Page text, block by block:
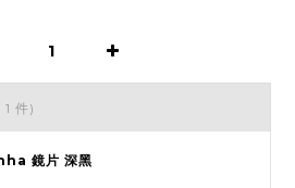
1 件)
鏡片 深黑